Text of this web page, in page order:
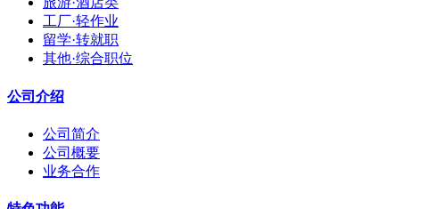
工厂·轻作业
留学·转就职
其他·综合职位
公司介绍
公司简介
公司概要
业务合作